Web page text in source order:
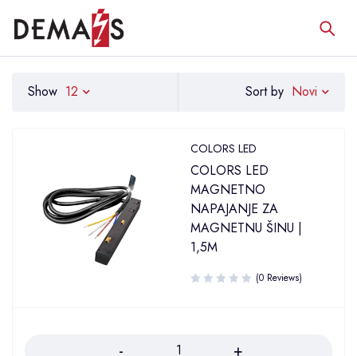
Sort by Novi
Show 12
COLORS LED
COLORS LED
MAGNETNO
NAPAJANJE ZA
MAGNETNU ŠINU |
1,5M
(0 Reviews)